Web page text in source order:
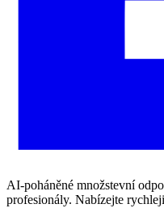
AI-poháněné množstevní
profesionály. Nabízejte